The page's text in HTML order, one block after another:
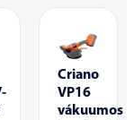
Criano
VP16
vákuumos